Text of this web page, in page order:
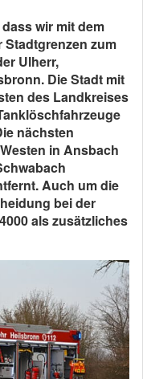
wir mit dem
Stadtgrenzen zum
Ulherr,
Die Stadt mit
des Landkreises
nächsten
in Ansbach
Auch um die
bei der
als zusätzliches